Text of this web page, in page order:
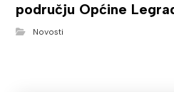
području Općine
Novosti